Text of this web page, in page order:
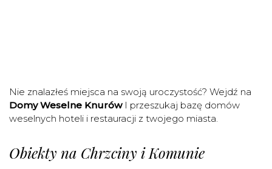
Nie znalazłeś miejsca na swoją uroczystość? Wejdź na
Domy Weselne KnurówI przeszukaj bazę domów
weselnych hoteli i restauracji z twojego miasta.
Obiekty na Chrzciny i Komunie